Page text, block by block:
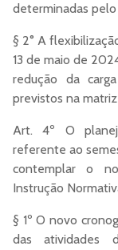
determinadas pelo
§ 2° A
13 de maio de
redução da
previstos na
Art. 4º O
referente ao
contemplar o
Instrução
§ 1º O novo
das atividades